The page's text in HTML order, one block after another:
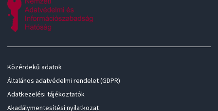
Közérdekű adatok
Általános adatvédelmi rendelet (GDPR)
Adatkezelési tájékoztatók
Akadálymentesítési nyilatkozat